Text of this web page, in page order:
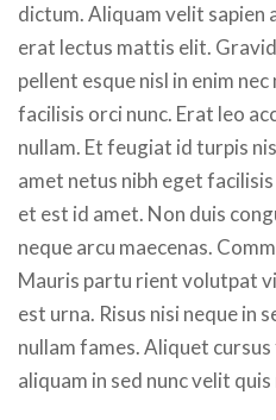
dictum. Aliquam velit sapien
erat lectus mattis elit.
pellent esque nisl in enim
facilisis orci nunc. Erat leo
nullam. Et feugiat id turpis
amet netus nibh eget
et est id amet. Non duis
neque arcu maecenas.
Mauris partu rient volutpat
est urna. Risus nisi neque in
nullam fames. Aliquet
aliquam in sed nunc velit